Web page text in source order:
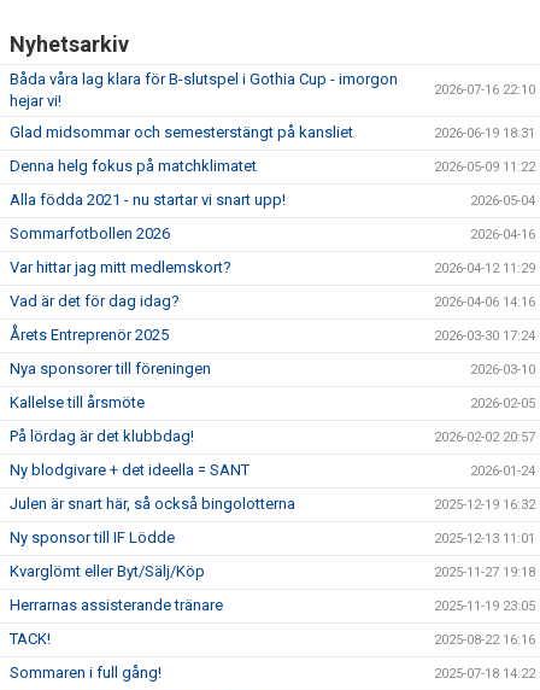
Nyhetsarkiv
Båda våra lag klara för B-slutspel i Gothia Cup - imorgon
hejar vi!
2026-07-16 22:10
Glad midsommar och semesterstängt på kansliet 2026-06-19 18:31
Denna helg fokus på matchklimatet 2026-05-09 11:22
Alla födda 2021 - nu startar vi snart upp! 2026-05-04
Sommarfotbollen 2026 2026-04-16
Var hittar jag mitt medlemskort? 2026-04-12 11:29
Vad är det för dag idag? 2026-04-06 14:16
Årets Entreprenör 2025 2026-03-30 17:24
Nya sponsorer till föreningen 2026-03-10
Kallelse till årsmöte 2026-02-05
På lördag är det klubbdag! 2026-02-02 20:57
Ny blodgivare + det ideella = SANT 2026-01-24
Julen är snart här, så också bingolotterna 2025-12-19 16:32
Ny sponsor till IF Lödde 2025-12-13 11:01
Kvarglömt eller Byt/Sälj/Köp 2025-11-27 19:18
Herrarnas assisterande tränare 2025-11-19 23:05
TACK! 2025-08-22 16:16
Sommaren i full gång! 2025-07-18 14:22